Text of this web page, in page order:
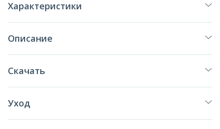
Характеристики
Описание
Скачать
Уход